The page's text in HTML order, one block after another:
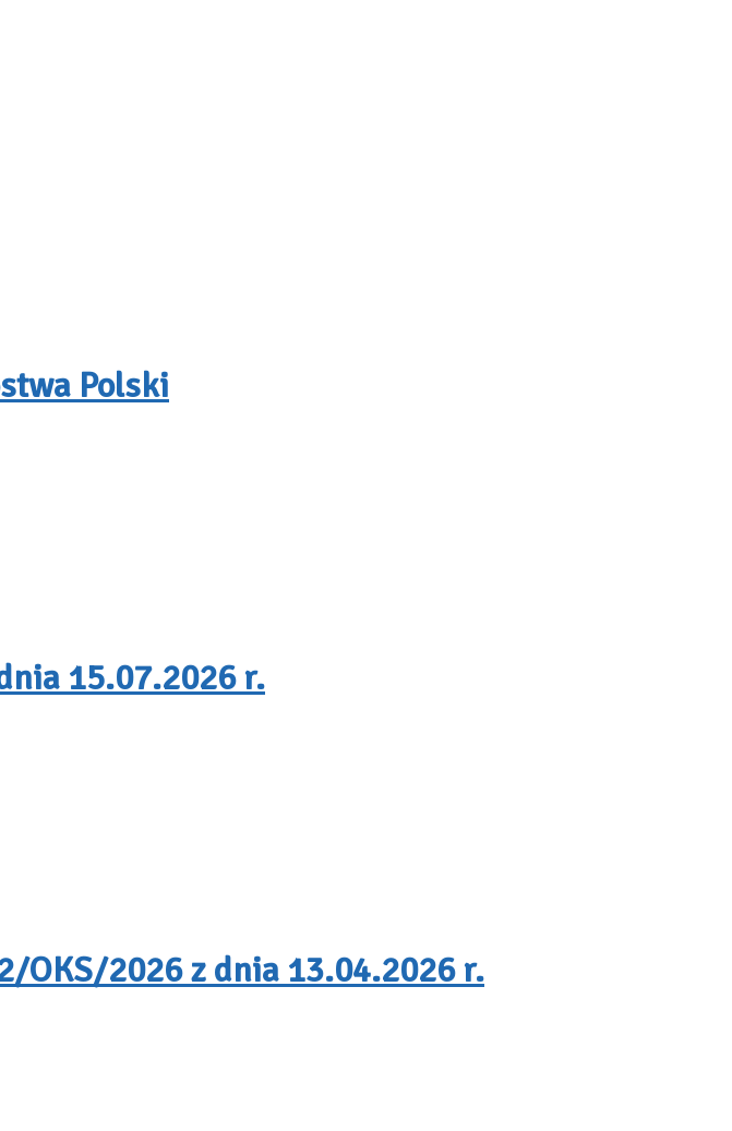
Polski
15.07.2026 r.
OKS/2026 z dnia 13.04.2026 r.